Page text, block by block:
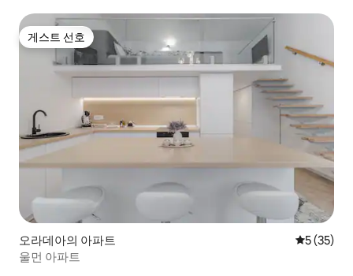
게스트 선호
게스트 선호
오라데아의 아파트 평점 5점
5 (35)
울먼 아파트